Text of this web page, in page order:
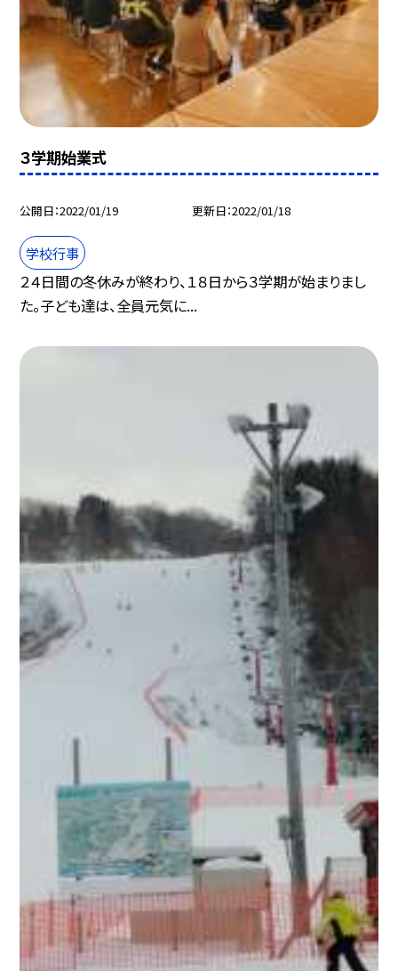
３学期始業式
公開日 2022/01/19 更新日 2022/01/18
学校行事
２４日間の冬休みが終わり、１８日から３学期が始まりまし
た。子ども達は、全員元気に...